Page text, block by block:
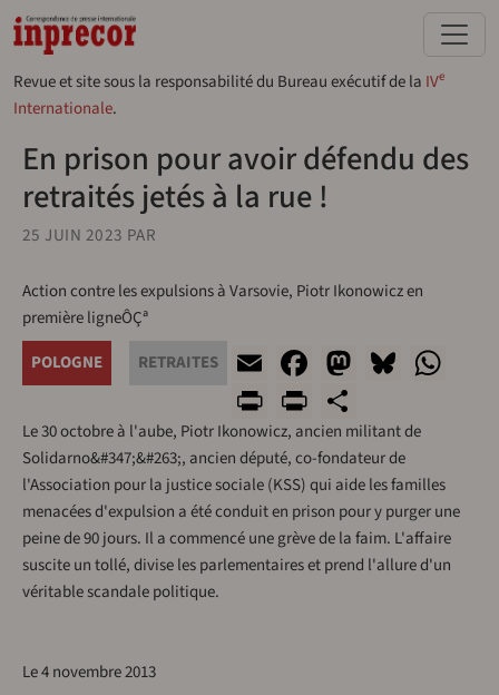
Aller au contenu principal
Revue et site sous la responsabilité du Bureau exécutif de la IVe
Internationale.
En prison pour avoir défendu des
retraités jetés à la rue !
25 JUIN 2023 PAR
Action contre les expulsions à Varsovie, Piotr Ikonowicz en
première ligneÔÇª
POLOGNE
RETRAITES EmailFacebook
Print
Le 30 octobre à l'aube, Piotr Ikonowicz, ancien militant de
Solidarno&#347;&#263;, ancien député, co-fondateur de
l'Association pour la justice sociale (KSS) qui aide les familles
menacées d'expulsion a été conduit en prison pour y purger une
peine de 90 jours. Il a commencé une grève de la faim. L'affaire
suscite un tollé, divise les parlementaires et prend l'allure d'un
véritable scandale politique.
Le 4 novembre 2013